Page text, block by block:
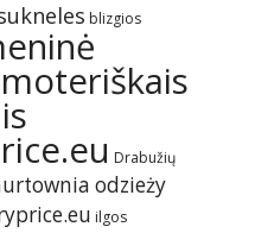
blizgios
Drabužių
odzieży
ilgos